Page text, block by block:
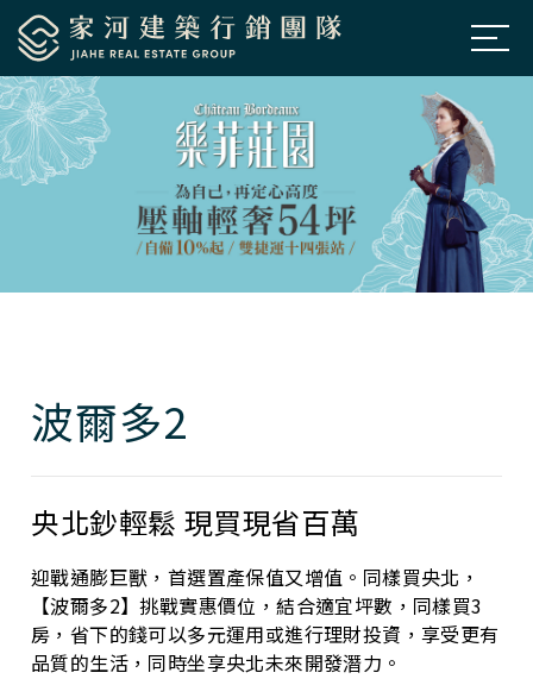
公司簡介 About Us
房市新訊 News
熱銷建案 Projects
波爾多2
央北鈔輕鬆 現買現省百萬
迎戰通膨巨獸，首選置產保值又增值。同樣買央北，
【波爾多2】挑戰實惠價位，結合適宜坪數，同樣買3
房，省下的錢可以多元運用或進行理財投資，享受更有
品質的生活，同時坐享央北未來開發潛力。